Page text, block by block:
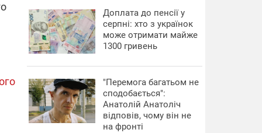
Доплата до пенсії у
серпні: хто з українок
може отримати майже
1300 гривень
"Перемога багатьом не
сподобається":
Анатолій Анатоліч
відповів, чому він не
на фронті